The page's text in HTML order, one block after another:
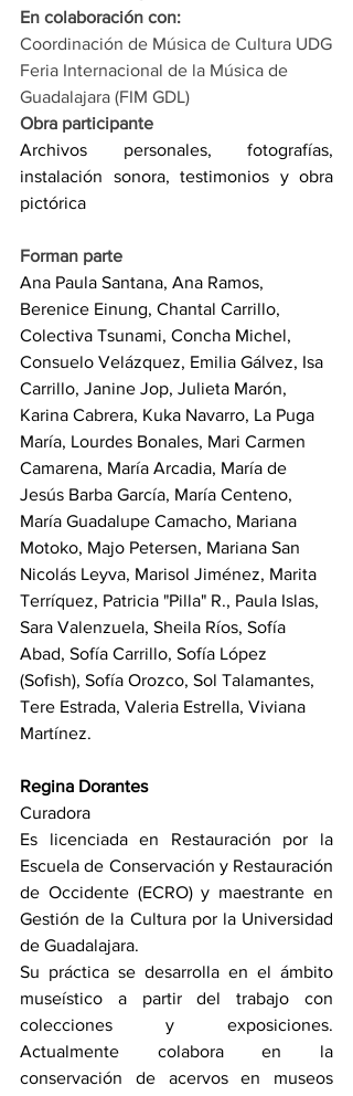
En colaboración con:
Coordinación de Música de Cultura UDG
Feria Internacional de la Música de
Guadalajara (FIM GDL)
Obra participante
Archivos personales, fotografías,
instalación sonora, testimonios y obra
pictórica
Forman parte
Ana Paula Santana, Ana Ramos,
Berenice Einung, Chantal Carrillo,
Colectiva Tsunami, Concha Michel,
Consuelo Velázquez, Emilia Gálvez, Isa
Carrillo, Janine Jop, Julieta Marón,
Karina Cabrera, Kuka Navarro, La Puga
María, Lourdes Bonales, Mari Carmen
Camarena, María Arcadia, María de
Jesús Barba García, María Centeno,
María Guadalupe Camacho, Mariana
Motoko, Majo Petersen, Mariana San
Nicolás Leyva, Marisol Jiménez, Marita
Terríquez, Patricia "Pilla" R., Paula Islas,
Sara Valenzuela, Sheila Ríos, Sofía
Abad, Sofía Carrillo, Sofía López
(Sofish), Sofía Orozco, Sol Talamantes,
Tere Estrada, Valeria Estrella, Viviana
Martínez.
Regina Dorantes
Curadora
Es licenciada en Restauración por la
Escuela de Conservación y Restauración
de Occidente (ECRO) y maestrante en
Gestión de la Cultura por la Universidad
de Guadalajara.
Su práctica se desarrolla en el ámbito
museístico a partir del trabajo con
colecciones y exposiciones.
Actualmente colabora en la
conservación de acervos en museos